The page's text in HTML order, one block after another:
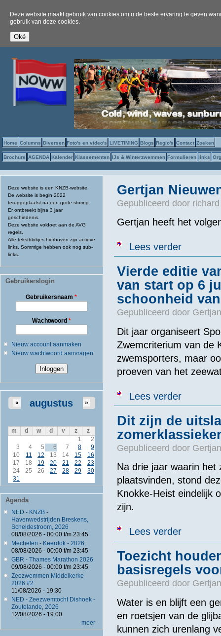
Deze website maakt gebruik van cookies om u de beste ervaring te geven
gebruik van deze cookies.
Home Columns Diversen Foto's en video's LIVETIMING Blogs Regio's Contact Zoeken
Brochure AGENDA Kalender Klassementen IJs & Winterzwemmen Formulieren links
Deze website is een KNZB-website.
De website is begin 2022
teruggeplaatst na een grote storing.
Er ontbreekt bijna 3 jaar
geschiedenis.
Deze website voldoet aan de AVG
regels.
Alle tekstblokjes hierboven zijn actieve
links. Sommige hebben ook nog sub-
links.
Gebruikerslogin
Gebruikersnaam*
Wachtwoord *
Nieuw account aanmaken
Nieuw wachtwoord aanvragen
augustus
« »
m d w d v z
z
1
2
3
4 5 6 7 8
9
10
11 12 13 14 15
16
17
18 19 20 21 22
23
24
25 26 27 28 29
30
31
Agenda
NED - KNZB -
Havenwedstrijden Breskens,
Scheldestroom, 2026
08/08/2026 - 00:00t/m 23:45
Mechelen - Keerdok - 2026
08/08/2026 - 00:00t/m 23:45
GBR - Thames Marathon 2026
09/08/2026 - 00:00t/m 23:45
Zeezwemmen Middelkerke
2026 #2
11/08/2026 - 19:30
NED - Zeezwemtocht Dishoek -
Zoutelande, 2026
12/08/2026 - 19:00
meer
Gertjan
Gepubliceerd door
Gertjan heeft het
Lees verderover Gertjan
Vierde editie
van start op 6
schoonheid
Gepubliceerd door
Dit jaar organiseert
Zwemcriterium van de
zwemsporters, maar
proeven van het
Lees verderover Vierde
Dit zijn de
Gepubliceerd door
Na drie jaar waarin het
plaatsvinden, stond
Knokke-Heist eindelijk
zijn.
Lees verderover Dit zijn
Toezicht
basisregels
Gepubliceerd door
Water is en blijft een
en roetsjen van de
kunnen zich urenlang